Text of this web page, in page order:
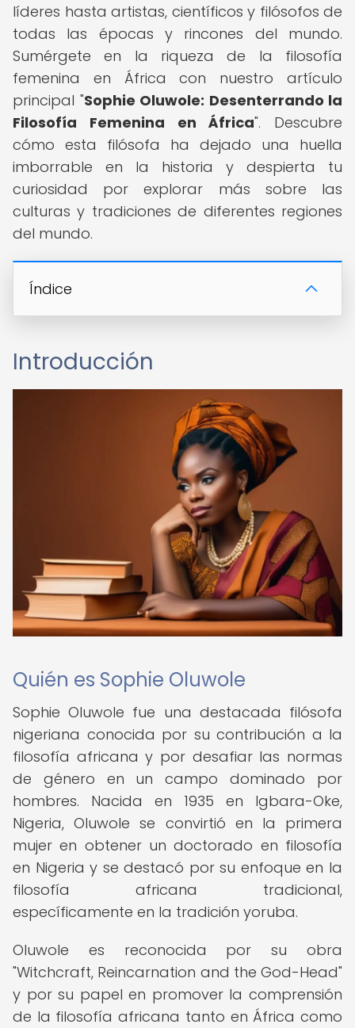
líderes hasta artistas, científicos y filósofos de
todas las épocas y rincones del mundo.
Sumérgete en la riqueza de la filosofía
femenina en África con nuestro artículo
principal "Sophie Oluwole: Desenterrando la
Filosofía Femenina en África". Descubre
cómo esta filósofa ha dejado una huella
imborrable en la historia y despierta tu
curiosidad por explorar más sobre las
culturas y tradiciones de diferentes regiones
del mundo.
Índice
Introducción
Quién es Sophie Oluwole
Sophie Oluwole fue una destacada filósofa
nigeriana conocida por su contribución a la
filosofía africana y por desafiar las normas
de género en un campo dominado por
hombres. Nacida en 1935 en Igbara-Oke,
Nigeria, Oluwole se convirtió en la primera
mujer en obtener un doctorado en filosofía
en Nigeria y se destacó por su enfoque en la
filosofía africana tradicional,
específicamente en la tradición yoruba.
Oluwole es reconocida por su obra
"Witchcraft, Reincarnation and the God-Head"
y por su papel en promover la comprensión
de la filosofía africana tanto en África como